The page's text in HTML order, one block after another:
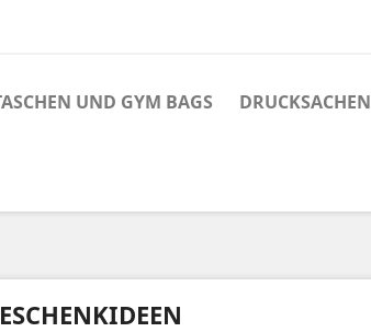
UND GYM BAGS DRUCKSACHEN